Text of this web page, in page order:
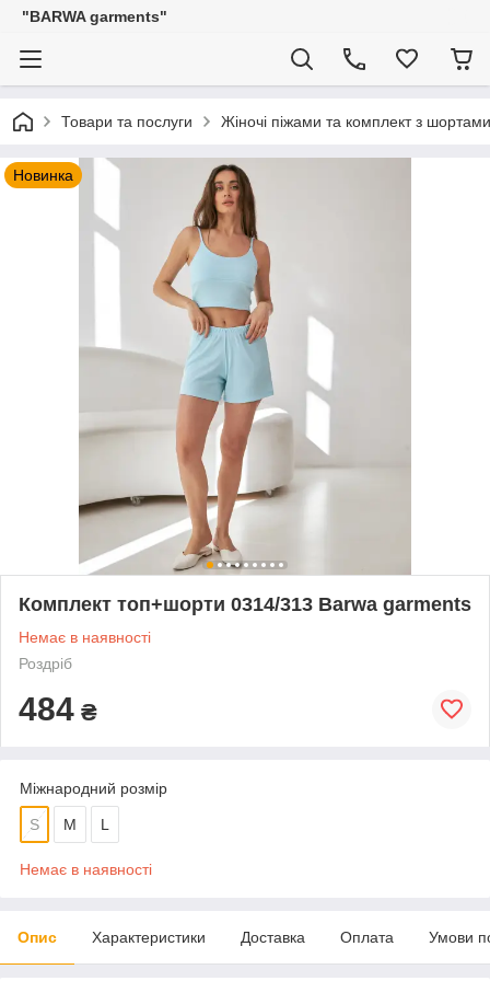
"BARWA garments"
Товари та послуги Жіночі піжами та комплект з шортами
Новинка
Комплект топ+шорти 0314/313 Barwa garments
Немає в наявності
Роздріб
484 ₴
Міжнародний розмір
S M L
Немає в наявності
Опис Характеристики Доставка Оплата Умови